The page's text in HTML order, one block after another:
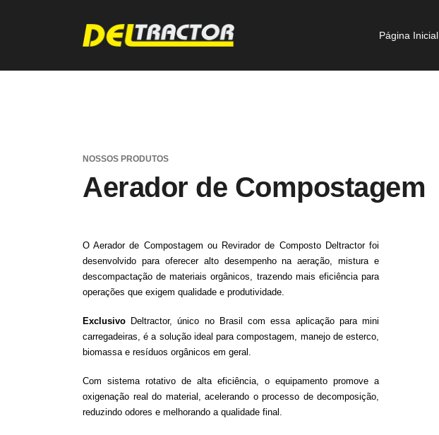
Página Inicial
NOSSOS PRODUTOS
Aerador de Compostagem
O Aerador de Compostagem ou Revirador de Composto Deltractor foi
desenvolvido para oferecer alto desempenho na aeração, mistura e
descompactação de materiais orgânicos, trazendo mais eficiência para
operações que exigem qualidade e produtividade.
Exclusivo Deltractor, único no Brasil com essa aplicação para mini
carregadeiras, é a solução ideal para compostagem, manejo de esterco,
biomassa e resíduos orgânicos em geral.
Com sistema rotativo de alta eficiência, o equipamento promove a
oxigenação real do material, acelerando o processo de decomposição,
reduzindo odores e melhorando a qualidade final.